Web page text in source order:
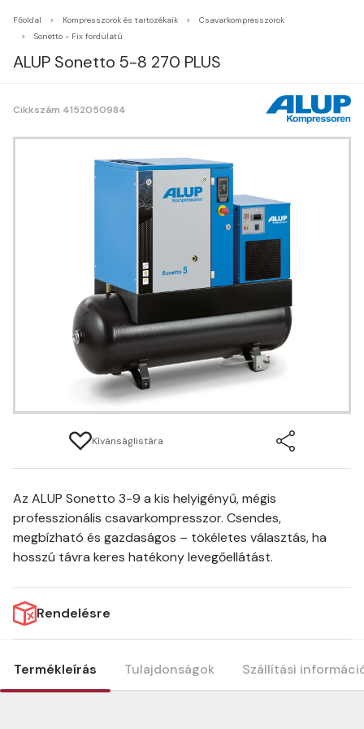
Főoldal Kompresszorok és tartozékaik
Csavarkompresszorok
Sonetto - Fix fordulatú
ALUP Sonetto 5-8 270 PLUS
Cikkszám 4152050984
Kívánságlistára
Az ALUP Sonetto 3-9 a kis helyigényű, mégis
professzionális csavarkompresszor. Csendes,
megbízható és gazdaságos – tökéletes választás, ha
hosszú távra keres hatékony levegőellátást.
Rendelésre
Termékleírás Tulajdonságok Szállítási